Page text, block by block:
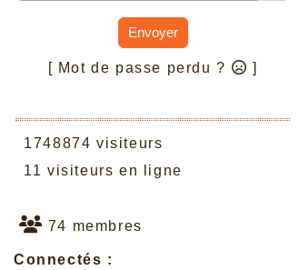
Envoyer
[ Mot de passe perdu ? ]
1748874 visiteurs
11 visiteurs en ligne
74 membres
Connectés :